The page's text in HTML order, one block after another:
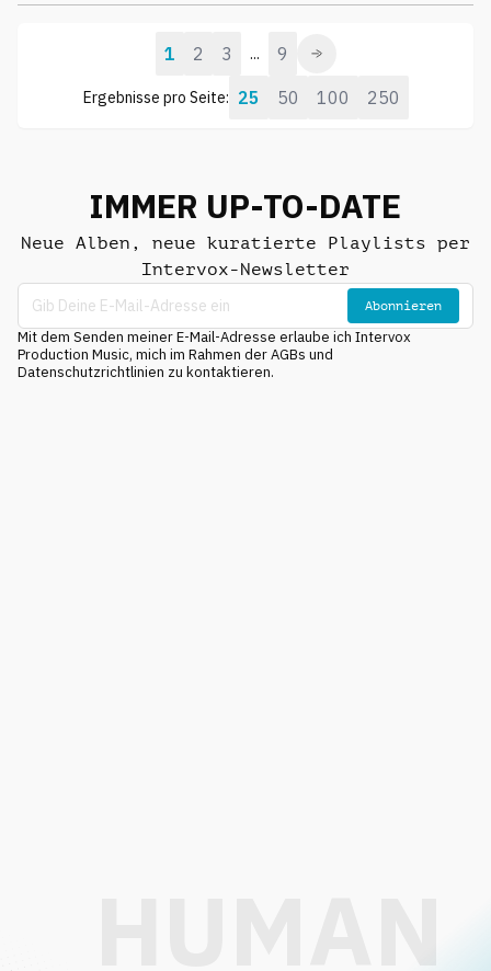
Ergebnisse pro Seite: 25 50 100 250
1 2 3 ... 9
IMMER UP-TO-DATE
Neue Alben, neue kuratierte Playlists per
Intervox-Newsletter
Abonnieren
Mit dem Senden meiner E-Mail-Adresse erlaube ich Intervox
Production Music, mich im Rahmen der AGBs und
Datenschutzrichtlinien zu kontaktieren.